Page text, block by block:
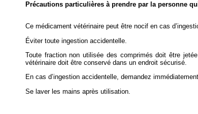
Précautions particulières à prendre par la personne
Ce médicament vétérinaire peut être nocif en cas
Éviter toute ingestion accidentelle.
Toute fraction non utilisée des comprimés doit être
vétérinaire doit être conservé dans un endroit sécurisé.
En cas d’ingestion accidentelle, demandez
Se laver les mains après utilisation.